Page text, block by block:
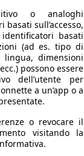
o analoghi
sull’accesso,
basati
(ad es. tipo di
dimensioni
possono essere
dell’utente per
a un’app o a
o revocare il
visitando la